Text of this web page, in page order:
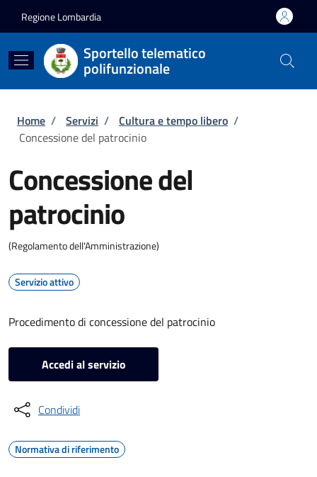
Regione Lombardia
Sportello telematico
polifunzionale
Briciole di pane
Home / Servizi / Cultura e tempo libero /
Concessione del patrocinio
Concessione del
patrocinio
(Regolamento dell'Amministrazione)
Servizio attivo
Procedimento di concessione del patrocinio
Accedi al servizio
Condividi
Normativa di riferimento